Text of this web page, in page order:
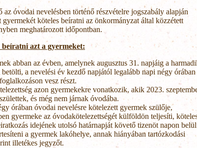
az óvodai nevelésben történő részvételre jogszabály alapján
gyermekét köteles beíratni az önkormányzat által közzétett
meghatározott időpontban.
beíratni azt a gyermeket:
abban az évben, amelynek augusztus 31. napjáig a
betölti, a nevelési év kezdő napjától legalább napi négy órában
vesz részt.
azon gyermekekre vonatkozik, akik 2023.
és még nem járnak óvodába.
órában óvodai nevelésre kötelezett gyermek szülője,
gyermeke az óvodakötelezettségét külföldön teljesíti,
idejének utolsó határnapját követő tizenöt napon belül
a gyermek lakóhelye, annak hiányában tartózkodási
illetékes jegyzőt.